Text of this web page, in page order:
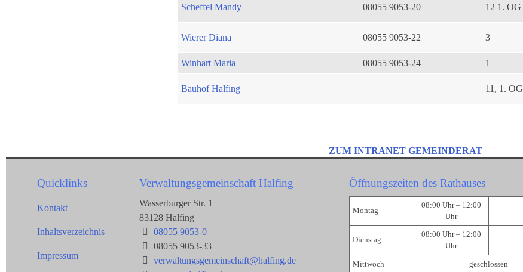
Scheffel Mandy 08055 9053-20 12 1. OG
Wierer Diana 08055 9053-22 3
Winhart Maria
08055 9053-24 1
Bauhof Halfing 11, 1. OG
ZUM INTRANET GEMEINDERAT
Quicklinks
Kontakt
Inhaltsverzeichnis
Impressum
Verwaltungsgemeinschaft Halfing
Wasserburger Str. 1
83128 Halfing
08055 9053-0
08055 9053-33
verwaltungsgemeinschaft@halfing.de
Öffnungszeiten des Rathauses
Montag
08:00 Uhr – 12:00
Uhr
Dienstag
08:00 Uhr – 12:00
Uhr
Mittwoch geschlossen